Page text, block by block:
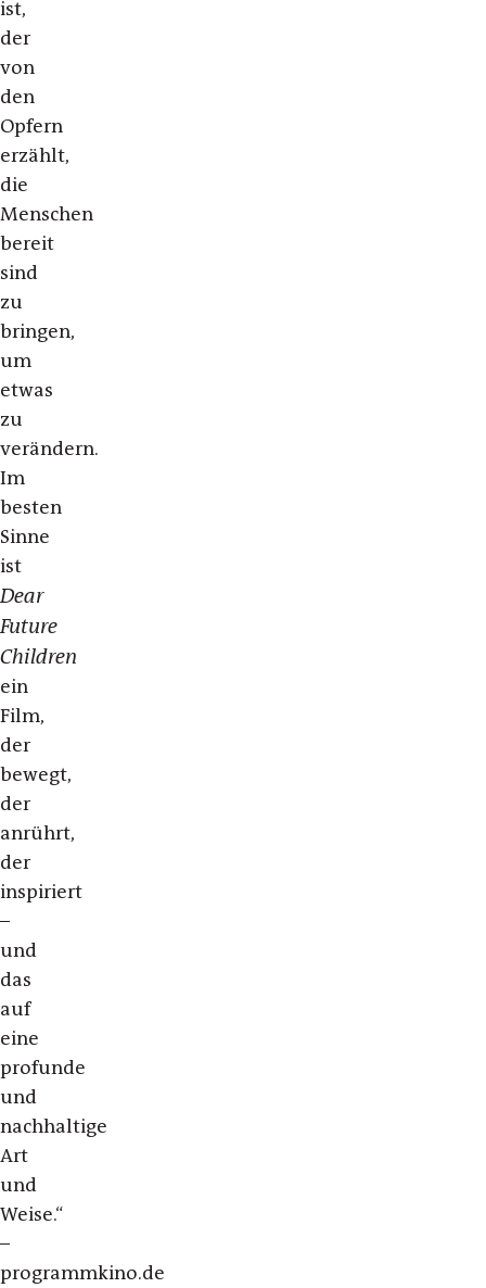
ist,
der
von
den
Opfern
erzählt,
die
Menschen
bereit
sind
zu
bringen,
um
etwas
zu
verändern.
Im
besten
Sinne
ist
Dear
Future
Children
ein
Film,
der
bewegt,
der
anrührt,
der
inspiriert
–
und
das
auf
eine
profunde
und
nachhaltige
Art
und
Weise.“
–
programmkino.de